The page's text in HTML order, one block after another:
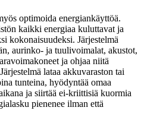
optimoida energiankäyttöä.
kaikki energiaa kuluttavat ja
kokonaisuudeksi. Järjestelmä
aurinko- ja tuulivoimalat, akustot,
ja ohjaa niitä
lataa akkuvaraston tai
tunteina, hyödyntää omaa
ja siirtää ei-kriittisiä kuormia
pienenee ilman että